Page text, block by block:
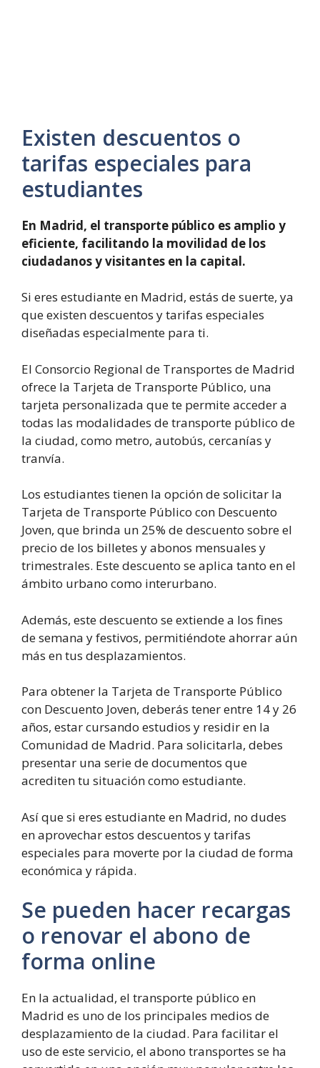
Existen descuentos o
tarifas especiales para
estudiantes
En Madrid, el transporte público es amplio y
eficiente, facilitando la movilidad de los
ciudadanos y visitantes en la capital.
Si eres estudiante en Madrid, estás de suerte, ya
que existen descuentos y tarifas especiales
diseñadas especialmente para ti.
El Consorcio Regional de Transportes de Madrid
ofrece la Tarjeta de Transporte Público, una
tarjeta personalizada que te permite acceder a
todas las modalidades de transporte público de
la ciudad, como metro, autobús, cercanías y
tranvía.
Los estudiantes tienen la opción de solicitar la
Tarjeta de Transporte Público con Descuento
Joven, que brinda un 25% de descuento sobre el
precio de los billetes y abonos mensuales y
trimestrales. Este descuento se aplica tanto en el
ámbito urbano como interurbano.
Además, este descuento se extiende a los fines
de semana y festivos, permitiéndote ahorrar aún
más en tus desplazamientos.
Para obtener la Tarjeta de Transporte Público
con Descuento Joven, deberás tener entre 14 y 26
años, estar cursando estudios y residir en la
Comunidad de Madrid. Para solicitarla, debes
presentar una serie de documentos que
acrediten tu situación como estudiante.
Así que si eres estudiante en Madrid, no dudes
en aprovechar estos descuentos y tarifas
especiales para moverte por la ciudad de forma
económica y rápida.
Se pueden hacer recargas
o renovar el abono de
forma online
En la actualidad, el transporte público en
Madrid es uno de los principales medios de
desplazamiento de la ciudad. Para facilitar el
uso de este servicio, el abono transportes se ha